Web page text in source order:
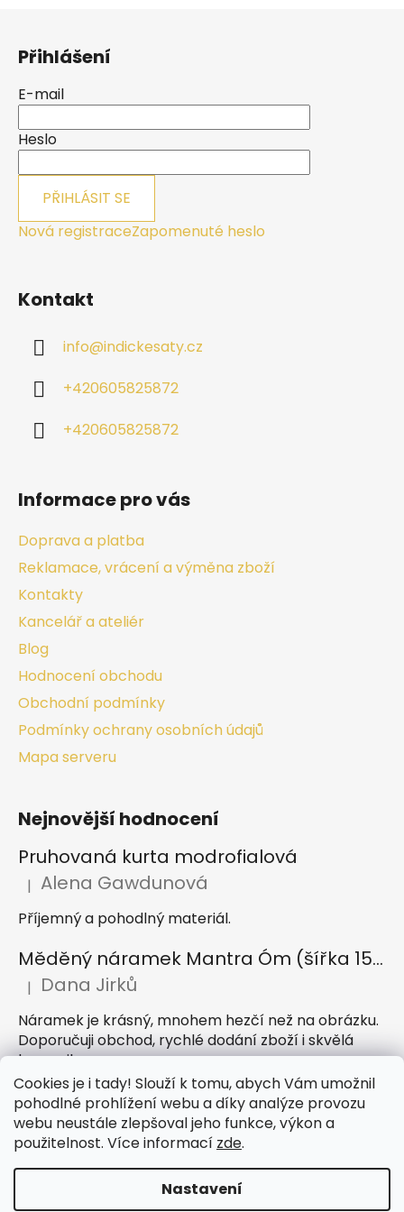
Cookies je i tady! Slouží k tomu, abych Vám umožnil
pohodlné prohlížení webu a díky analýze provozu
webu neustále zlepšoval jeho funkce, výkon a
použitelnost. Více informací zde.
Nastavení
Přihlášení
E-mail
Heslo
PŘIHLÁSIT SE
Nová registraceZapomenuté heslo
Kontakt
info@indickesaty.cz
+420605825872
+420605825872
Informace pro vás
Doprava a platba
Reklamace, vrácení a výměna zboží
Kontakty
Kancelář a ateliér
Blog
Hodnocení obchodu
Obchodní podmínky
Podmínky ochrany osobních údajů
Mapa serveru
Nejnovější hodnocení
Pruhovaná kurta modrofialová
Hodnocení produktu je 5 z 5 hvězdiček.
| Alena Gawdunová
Příjemný a pohodlný materiál.
Měděný náramek Mantra Óm (šířka 15 mm)
Hodnocení produktu je 5 z 5 hvězdiček.
| Dana Jirků
Náramek je krásný, mnohem hezčí než na obrázku.
Doporučuji obchod, rychlé dodání zboží i skvělá
komunikace
Hodnocení produktu je 5 z 5 hvězdiček.
| Petra Hejátková